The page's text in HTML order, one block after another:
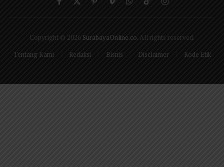
Facebook
X
PinterestVimeoWhatsApp
TikTokInstagram
Copyright © 2026 SurabayaOnline.co. All rights reserved.
Tentang Kami
Redaksi Bisnis Disclaimer Kode Etik